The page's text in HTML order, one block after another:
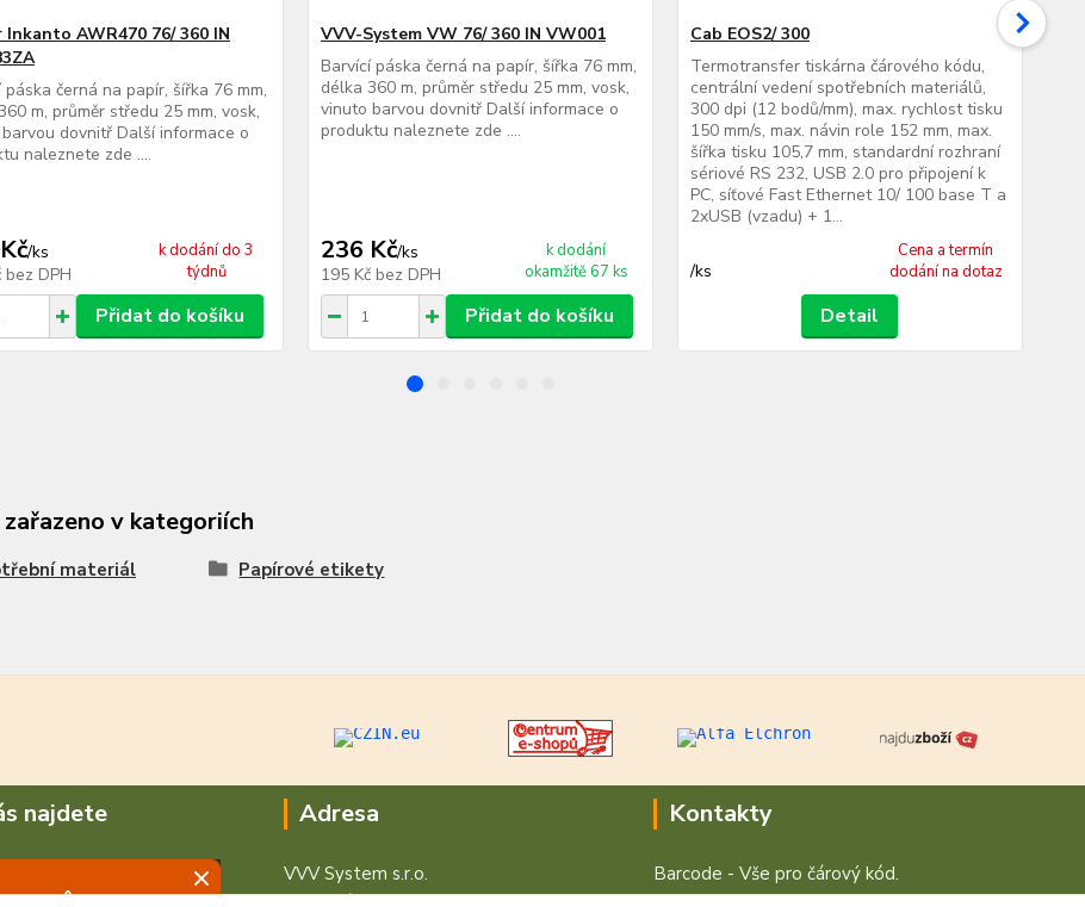
Inkanto AWR470 76/ 360 IN
páska černá na papír, šířka 76 mm,
m, průměr středu 25 mm, vosk,
dovnitř Další informace o
naleznete zde ....
/ks
bez DPH
k dodání do 3
týdnů
Přidat do košíku
VVV-System VW 76/ 360 IN VW001
Barvící páska černá na papír, šířka 76 mm,
délka 360 m, průměr středu 25 mm, vosk,
vinuto barvou dovnitř Další informace o
produktu naleznete zde ....
236 Kč/ks
195 Kč bez DPH
k dodání
okamžitě 67 ks
Přidat do košíku
Cab EOS2/ 300
Termotransfer tiskárna čárového kódu,
centrální vedení spotřebních materiálů,
300 dpi (12 bodů/mm), max. rychlost tisku
150 mm/s, max. návin role 152 mm, max.
šířka tisku 105,7 mm, standardní rozhraní
sériové RS 232, USB 2.0 pro připojení k
PC, síťové Fast Ethernet 10/ 100 base T a
2xUSB (vzadu) + 1...
/ks
Cena a termín
dodání na dotaz
Detail
v kategoriích
materiál Papírové etikety
najdete Adresa
VVV System s.r.o.
Kontakty
Barcode - Vše pro čárový kód.